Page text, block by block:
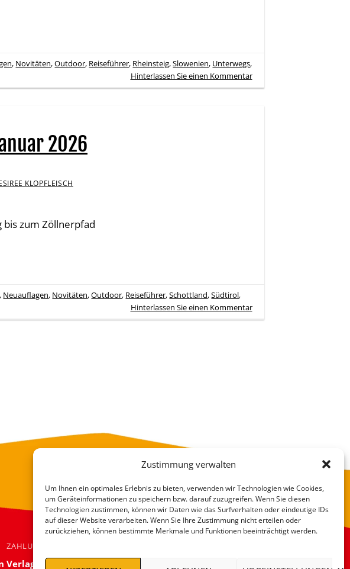
Zustimmung verwalten
Um Ihnen ein optimales Erlebnis zu bieten, verwenden wir Technologien wie Cookies,
um Geräteinformationen zu speichern bzw. darauf zuzugreifen. Wenn Sie diesen
Technologien zustimmen, können wir Daten wie das Surfverhalten oder eindeutige IDs
auf dieser Website verarbeiten. Wenn Sie Ihre Zustimmung nicht erteilen oder
zurückziehen, können bestimmte Merkmale und Funktionen beeinträchtigt werden.
, Novitäten,Outdoor, Reiseführer, Rheinsteig,Slowenien, Unterwegs,
Hinterlassen Sie einen Kommentar
2026
KLOPFLEISCH
bis zum Zöllnerpfad
, Neuauflagen, Novitäten,Outdoor, Reiseführer,Schottland,Südtirol,
Hinterlassen Sie einen Kommentar
ZAHLUNGSARTEN
Verlag